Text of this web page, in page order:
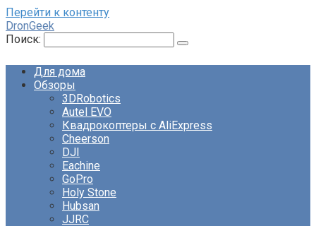
Перейти к контенту
DronGeek
Поиск:
Для дома
Обзоры
3DRobotics
Autel EVO
Квадрокоптеры с AliExpress
Cheerson
DJI
Eachine
GoPro
Holy Stone
Hubsan
JJRC